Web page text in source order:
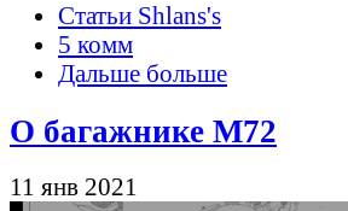
Статьи Shlans's
5 комм
Дальше больше
О багажнике М72
11 янв 2021